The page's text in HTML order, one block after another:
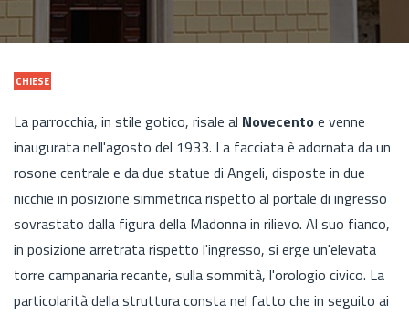
CHIESE
La parrocchia, in stile gotico, risale al Novecentoe venne
inaugurata nell'agosto del 1933. La facciata è adornata da un
rosone centrale e da due statue di Angeli, disposte in due
nicchie in posizione simmetrica rispetto al portale di ingresso
sovrastato dalla figura della Madonna in rilievo. Al suo fianco,
in posizione arretrata rispetto l'ingresso, si erge un'elevata
torre campanaria recante, sulla sommità, l'orologio civico. La
particolarità della struttura consta nel fatto che in seguito ai